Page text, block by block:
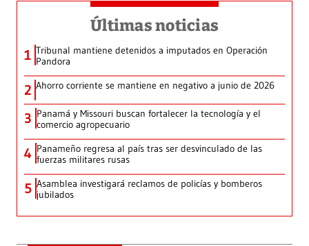
Últimas noticias
1 Tribunal mantiene detenidos a imputados en Operación
Pandora
2 Ahorro corriente se mantiene en negativo a junio de 2026
3 Panamá y Missouri buscan fortalecer la tecnología y el
comercio agropecuario
4 Panameño regresa al país tras ser desvinculado de las
fuerzas militares rusas
5 Asamblea investigará reclamos de policías y bomberos
jubilados